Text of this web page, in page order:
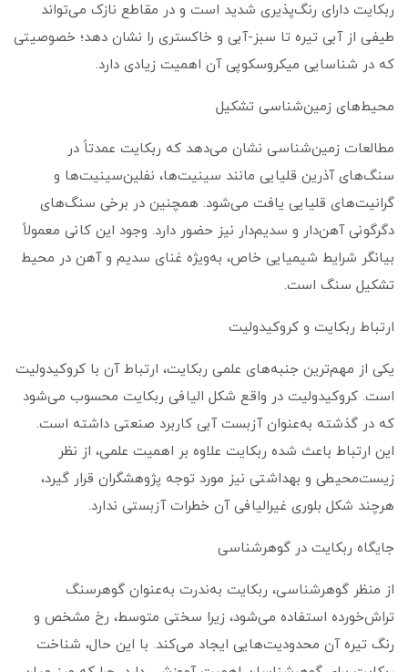
ربکایت دارای رنگ‌پذیری شدید است و در مقاطع نازک می‌تواند
طیفی از آبی تیره تا سبز-آبی و خاکستری را نشان دهد؛ خصوصیتی
که در شناسایی میکروسکوپی آن اهمیت زیادی دارد.
محیط‌های زمین‌شناسی تشکیل
مطالعات زمین‌شناسی نشان می‌دهد که ربکایت عمدتاً در
سنگ‌های آذرین قلیایی مانند سینیت‌ها، نفلین‌سینیت‌ها و
گرانیت‌های قلیایی یافت می‌شود. همچنین در برخی سنگ‌های
دگرگونی آهن‌دار و سدیم‌دار نیز حضور دارد. وجود این کانی معمولاً
بیانگر شرایط شیمیایی خاص، به‌ویژه غنای سدیم و آهن در محیط
تشکیل سنگ است.
ارتباط ربکایت و کروکیدولیت
یکی از مهم‌ترین جنبه‌های علمی ربکایت، ارتباط آن با کروکیدولیت
است. کروکیدولیت در واقع شکل الیافی ربکایت محسوب می‌شود
که در گذشته به‌عنوان آزبست آبی کاربرد صنعتی داشته است.
این ارتباط باعث شده ربکایت علاوه بر اهمیت علمی، از نظر
زیست‌محیطی و بهداشتی نیز مورد توجه پژوهشگران قرار گیرد،
هرچند شکل بلوری غیرالیافی آن خطرات آزبستی ندارد.
جایگاه ربکایت در گوهرشناسی
از منظر گوهرشناسی، ربکایت به‌ندرت به‌عنوان گوهرسنگ
تراش‌خورده استفاده می‌شود، زیرا سختی متوسط، رخ مشخص و
رنگ تیره آن محدودیت‌هایی ایجاد می‌کند. با این حال، شناخت